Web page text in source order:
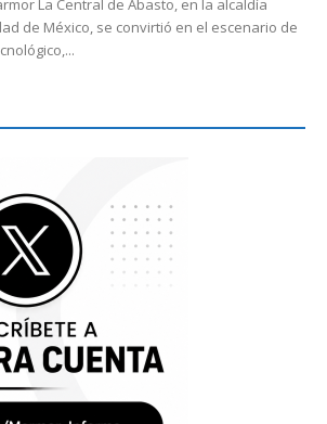
La Central de Abasto, en la alcaldía
de México, se convirtió en el escenario de